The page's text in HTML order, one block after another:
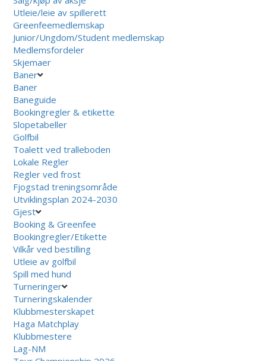
Utleie/leie av spillerett
Greenfeemedlemskap
Junior/Ungdom/Student medlemskap
Medlemsfordeler
Skjemaer
Baner
Baner
Baneguide
Bookingregler & etikette
Slopetabeller
Golfbil
Toalett ved tralleboden
Lokale Regler
Regler ved frost
Fjogstad treningsområde
Utviklingsplan 2024-2030
Gjest
Booking & Greenfee
Bookingregler/Etikette
Vilkår ved bestilling
Utleie av golfbil
Spill med hund
Turneringer
Turneringskalender
Klubbmesterskapet
Haga Matchplay
Klubbmestere
Lag-NM